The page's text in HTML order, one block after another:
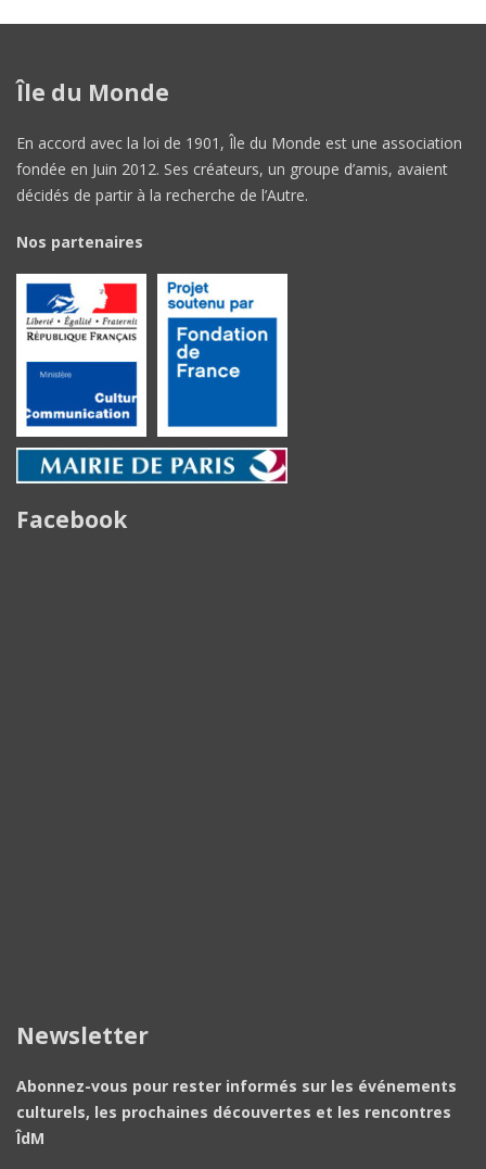
Île du Monde
En accord avec la loi de 1901, Île du Monde est une association
fondée en Juin 2012. Ses créateurs, un groupe d’amis, avaient
décidés de partir à la recherche de l’Autre.
Nos partenaires
Facebook
Newsletter
Abonnez-vous pour rester informés sur les événements
culturels, les prochaines découvertes et les rencontres
ÎdM